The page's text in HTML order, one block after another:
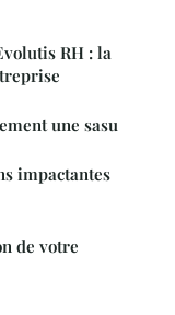
RH : la
une sasu
impactantes
de votre